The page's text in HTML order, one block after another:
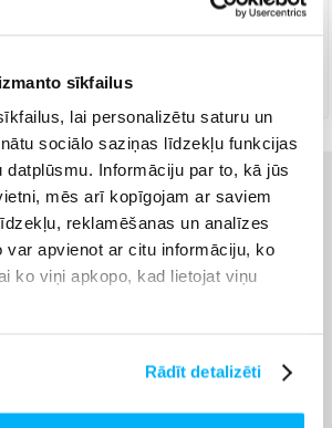
sīkfailus
lai personalizētu saturu un
sociālo saziņas līdzekļu funkcijas
datplūsmu. Informāciju par to, kā jūs
mēs arī kopīgojam ar saviem
reklamēšanas un analīzes
var apvienot ar citu informāciju, ko
ko viņi apkopo, kad lietojat viņu
Rādīt detalizēti
4d.
Eucerin